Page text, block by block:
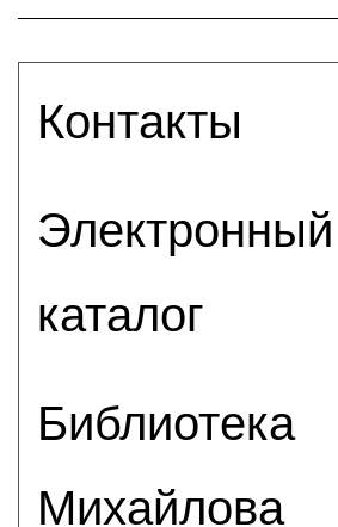
Контакты
Электронный
каталог
Библиотека
Михайлова